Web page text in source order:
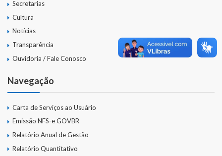
A História da Igreja Adventista do Sétimo Dia
A História da Comunidade Católica Nossa Senhora da Assunção
de Linha Glória
A História da Comunidade Evangélica de Linha Glória
A História da Comunidade Católica São José de Linha Ojeriza
Gastronomia
Secretarias
Cultura
Notícias
Transparência
Ouvidoria / Fale Conosco
Navegação
Carta de Serviços ao Usuário
Emissão NFS-e GOVBR
Relatório Anual de Gestão
Relatório Quantitativo